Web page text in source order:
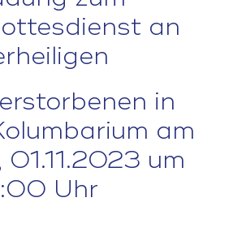
an
in
am
um
Uhr